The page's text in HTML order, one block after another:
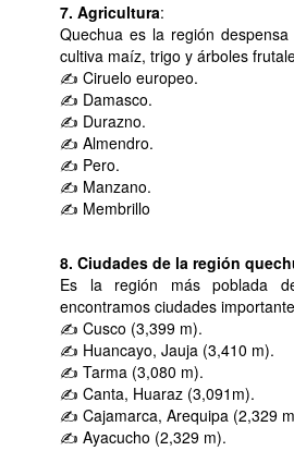
7. Agricultura:
Quechua es la región
cultiva maíz, trigo y árboles
✍ Ciruelo europeo.
✍ Damasco.
✍ Durazno.
✍ Almendro.
✍ Pero.
✍ Manzano.
✍ Membrillo
8. Ciudades de la región
Es la región más poblada
encontramos ciudades
✍ Cusco (3,399 m).
✍ Huancayo, Jauja (3,410 m).
✍ Tarma (3,080 m).
✍ Canta, Huaraz (3,091m).
✍ Cajamarca, Arequipa (2,329
✍ Ayacucho (2,329 m).